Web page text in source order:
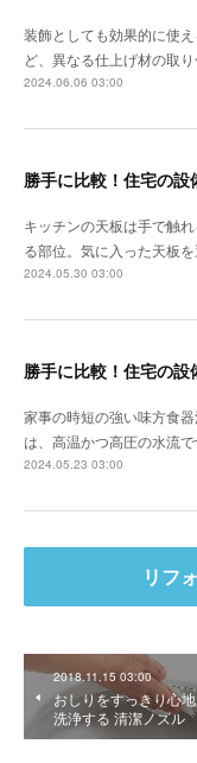
装飾としても効果的に使
ど、異なる仕上げ材の取
2024.06.06 03:00
キッチンの天板は手で触
る部位。気に入った天板
2024.05.30 03:00
家事の時短の強い味方食器
は、高温かつ高圧の水流
2024.05.23 03:00
リフ
2018.11.15 03:00
おしりをすっきり心
洗浄する 清潔ノズル